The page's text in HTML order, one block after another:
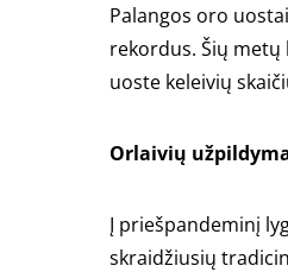
Palangos oro
rekordus. Šių
uoste keleivių
Orlaivių
Į priešpandeminį
skraidžiusių